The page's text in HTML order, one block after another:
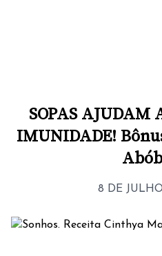
SOPAS AJUDAM
IMUNIDADE!
8 DE